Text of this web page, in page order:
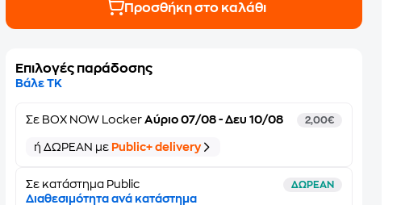
Προσθήκη στο καλάθι
Επιλογές παράδοσης
Βάλε ΤΚ
Σε BOX NOW Locker Αύριο 07/08 - Δευ 10/08 2,00€
ή ΔΩΡΕΑΝ με Public+ delivery
Σε κατάστημα Public ΔΩΡΕΑΝ
Διαθεσιμότητα ανά κατάστημα